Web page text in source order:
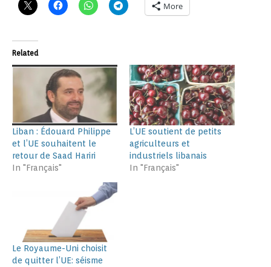
More
Related
Liban : Édouard Philippe
et l’UE souhaitent le
retour de Saad Hariri
In "Français"
L’UE soutient de petits
agriculteurs et
industriels libanais
In "Français"
Le Royaume-Uni choisit
de quitter l’UE: séisme